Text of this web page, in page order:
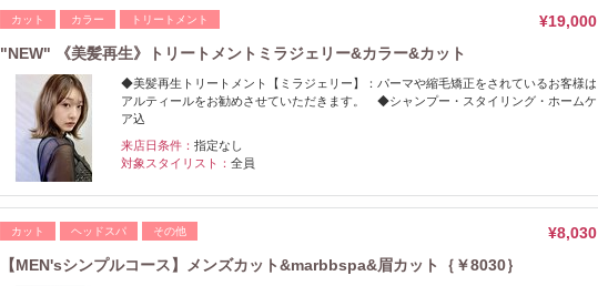
カット カラー トリートメント
¥19,000
"NEW" 《美髪再生》トリートメントミラジェリー&カラー&カット
◆美髪再生トリートメント【ミラジェリー】：パーマや縮毛矯正をされているお客様は
アルティールをお勧めさせていただきます。 ◆シャンプー・スタイリング・ホームケ
ア込
来店日条件： 指定なし
対象スタイリスト： 全員
カット ヘッドスパ その他
¥8,030
【MEN'sシンプルコース】メンズカット&marbbspa&眉カット｛￥8030｝